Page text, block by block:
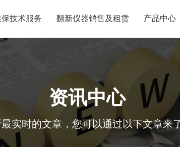
技术服务 翻新仪器销售及租赁 产品中心
资讯中心
实时的文章，您可以通过以下文章来